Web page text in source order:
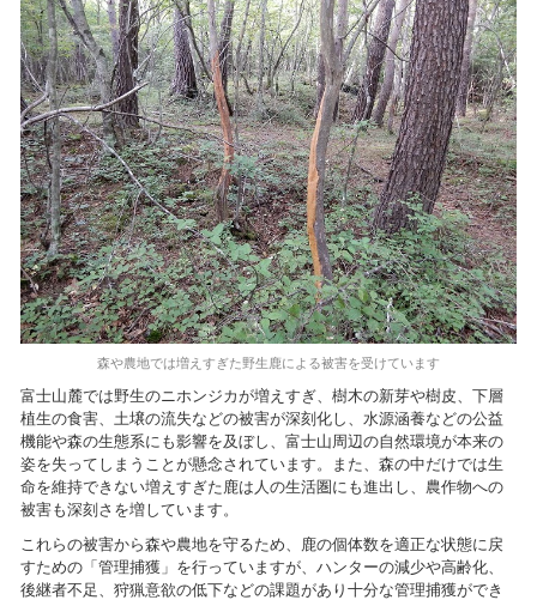
森や農地では増えすぎた野生鹿による被害を受けています
富士山麓では野生のニホンジカが増えすぎ、樹木の新芽や樹皮、下層
植生の食害、土壌の流失などの被害が深刻化し、水源涵養などの公益
機能や森の生態系にも影響を及ぼし、富士山周辺の自然環境が本来の
姿を失ってしまうことが懸念されています。また、森の中だけでは生
命を維持できない増えすぎた鹿は人の生活圏にも進出し、農作物への
被害も深刻さを増しています。
これらの被害から森や農地を守るため、鹿の個体数を適正な状態に戻
すための「管理捕獲」を行っていますが、ハンターの減少や高齢化、
後継者不足、狩猟意欲の低下などの課題があり十分な管理捕獲ができ